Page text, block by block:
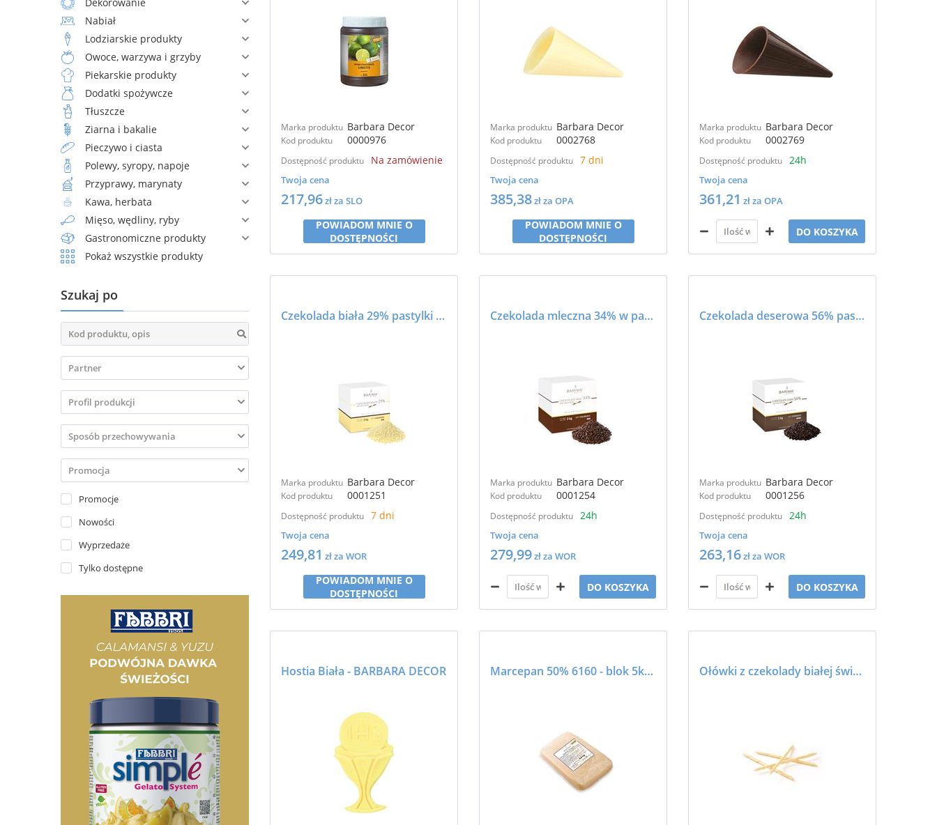
Nabiał
Lodziarskie produkty
Owoce, warzywa i grzyby
Piekarskie produkty
Dodatki spożywcze
Tłuszcze
Ziarna i bakalie
Pieczywo i ciasta
Polewy, syropy, napoje
Przyprawy, marynaty
Kawa, herbata
Mięso, wędliny, ryby
Gastronomiczne produkty
Pokaż wszystkie produkty
Szukaj po





Promocje
Nowości
Wyprzedaże
Tylko dostępne
Marka produktu Barbara Decor
Kod produktu 0000976
Dostępność produktu Na zamówienie
Twoja cena
217,96zł za SLO
POWIADOM MNIE O
DOSTĘPNOŚCI
Marka produktu Barbara Decor
Kod produktu 0002768
Dostępność produktu 7 dni
Twoja cena
385,38zł za OPA
POWIADOM MNIE O
DOSTĘPNOŚCI
Marka produktu Barbara Decor
Kod produktu 0002769
Dostępność produktu 24h
Twoja cena
361,21 zł za OPA
DO KOSZYKA
Czekolada biała 29% pastylki 3kg - BARIMA
Marka produktu Barbara Decor
Kod produktu 0001251
Dostępność produktu 7 dni
Twoja cena
249,81 zł za WOR
POWIADOM MNIE O
DOSTĘPNOŚCI
Czekolada mleczna 34% w pastylkach 3 kg - Barima
Marka produktu Barbara Decor
Kod produktu 0001254
Dostępność produktu 24h
Twoja cena
279,99zł za WOR
DO KOSZYKA
Czekolada deserowa 56% pastylki 3kg - BARIMA
Marka produktu Barbara Decor
Kod produktu 0001256
Dostępność produktu 24h
Twoja cena
263,16zł za WOR
DO KOSZYKA
Hostia Biała - BARBARA DECOR Marcepan 50% 6160 - blok 5kg - BARIMA Ołówki z czekolady białej świąteczne RUBENS MAXI 20 cm - BARBARA DECOR